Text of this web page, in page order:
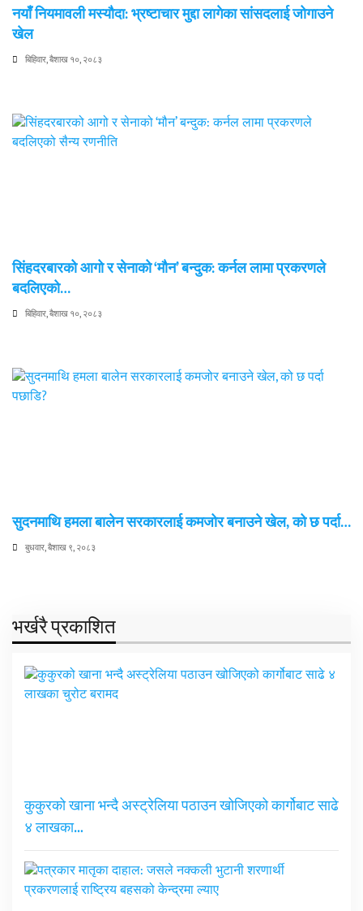
नयाँ नियमावली मस्यौदा: भ्रष्टाचार मुद्दा लागेका सांसदलाई जोगाउने
खेल
बिहिवार, बैशाख १०, २०८३
सिंहदरबारको आगो र सेनाको ‘मौन’ बन्दुक: कर्नल लामा प्रकरणले
बदलिएको…
बिहिवार, बैशाख १०, २०८३
सुदनमाथि हमला बालेन सरकारलाई कमजोर बनाउने खेल, को छ पर्दा…
बुधवार, बैशाख ९, २०८३
भर्खरै प्रकाशित
कुकुरको खाना भन्दै अस्ट्रेलिया पठाउन खोजिएको कार्गोबाट साढे
४ लाखका…